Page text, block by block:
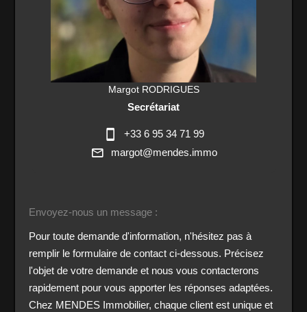
Margot RODRIGUES
Secrétariat
+33 6 95 34 71 99
margot@mendes.immo
Envoyez-nous un message :
Pour toute demande d'information, n'hésitez pas à
remplir le formulaire de contact ci-dessous. Précisez
l'objet de votre demande et nous vous contacterons
rapidement pour vous apporter les réponses adaptées.
Chez MENDES Immobilier, chaque client est unique et